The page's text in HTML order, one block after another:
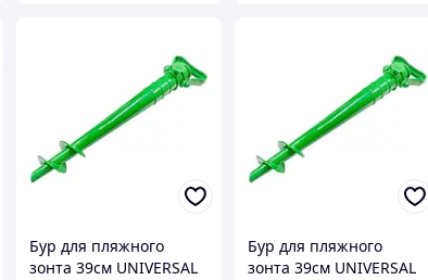
Бур для пляжного
зонта 39см UNIVERSAL
Бур для пляжного
зонта 39см UNIVERSAL